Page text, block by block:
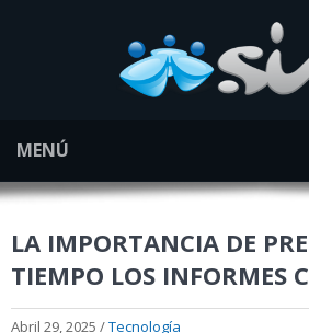
MENÚ
LA IMPORTANCIA DE
TIEMPO LOS INFORMES
Abril 29, 2025 /Tecnología